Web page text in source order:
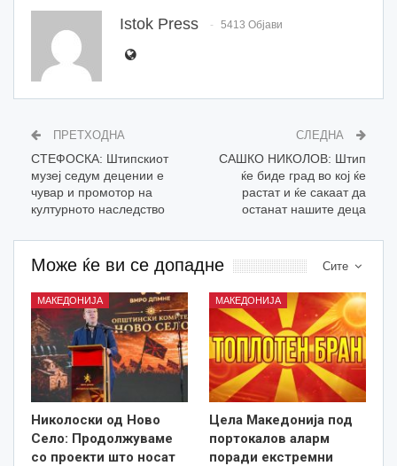
Istok Press 5413 Објави
ПРЕТХОДНА
СТЕФОСКА: Штипскиот
музеј седум децении е
чувар и промотор на
културното наследство
СЛЕДНА
САШКО НИКОЛОВ: Штип
ќе биде град во кој ќе
растат и ќе сакаат да
останат нашите деца
Сите
Може ќе ви се допадне
МАКЕДОНИЈА
Николоски од Ново
Село: Продолжуваме
со проекти што носат
МАКЕДОНИЈА
Цела Македонија под
портокалов аларм
поради екстремни